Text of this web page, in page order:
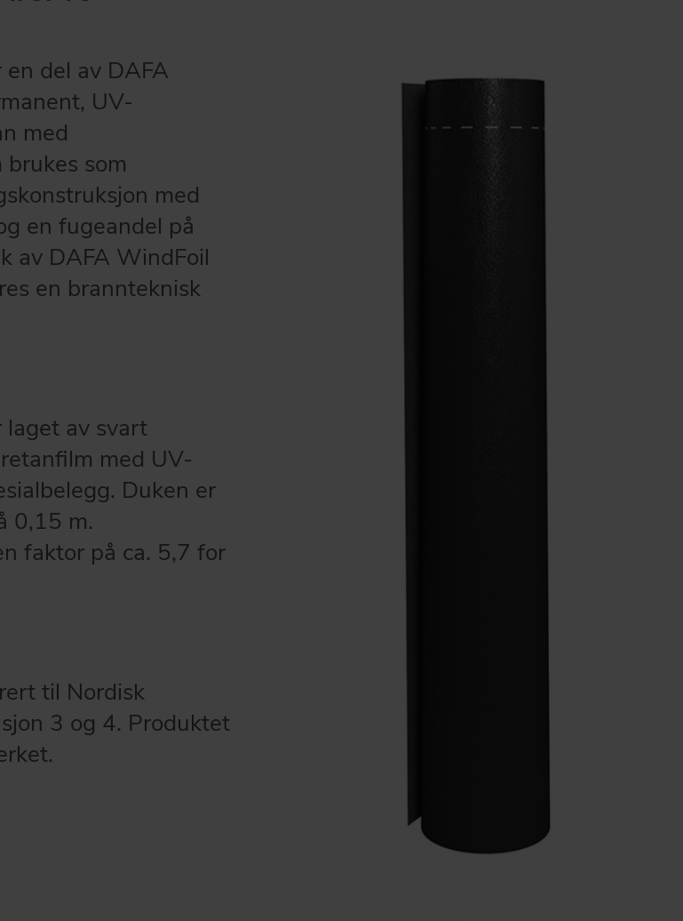
del av DAFA
UV-
med
som
med
en fugeandel på
av DAFA WindFoil
en brannteknisk
av svart
med UV-
Duken er
0,15 m.
faktor på ca. 5,7 for
til Nordisk
3 og 4. Produktet